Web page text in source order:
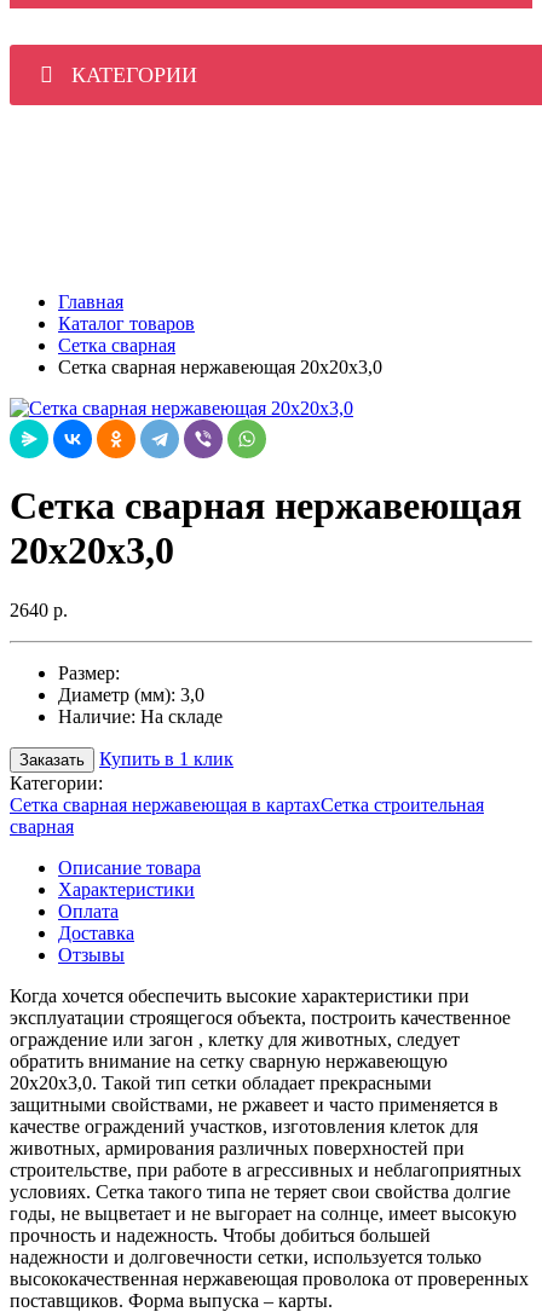
КАТЕГОРИИ
Главная
Каталог товаров
Сетка сварная
Сетка сварная нержавеющая 20х20х3,0
Сетка сварная нержавеющая
20х20х3,0
2640 р.
Размер:
Диаметр (мм): 3,0
Наличие: На складе
Заказать
Купить в 1 клик
Категории:
Сетка сварная нержавеющая в картахСетка строительная
сварная
Описание товара
Характеристики
Оплата
Доставка
Отзывы
Когда хочется обеспечить высокие характеристики при
эксплуатации строящегося объекта, построить качественное
ограждение или загон , клетку для животных, следует
обратить внимание на сетку сварную нержавеющую
20х20х3,0. Такой тип сетки обладает прекрасными
защитными свойствами, не ржавеет и часто применяется в
качестве ограждений участков, изготовления клеток для
животных, армирования различных поверхностей при
строительстве, при работе в агрессивных и неблагоприятных
условиях. Сетка такого типа не теряет свои свойства долгие
годы, не выцветает и не выгорает на солнце, имеет высокую
прочность и надежность. Чтобы добиться большей
надежности и долговечности сетки, используется только
высококачественная нержавеющая проволока от проверенных
поставщиков. Форма выпуска – карты.